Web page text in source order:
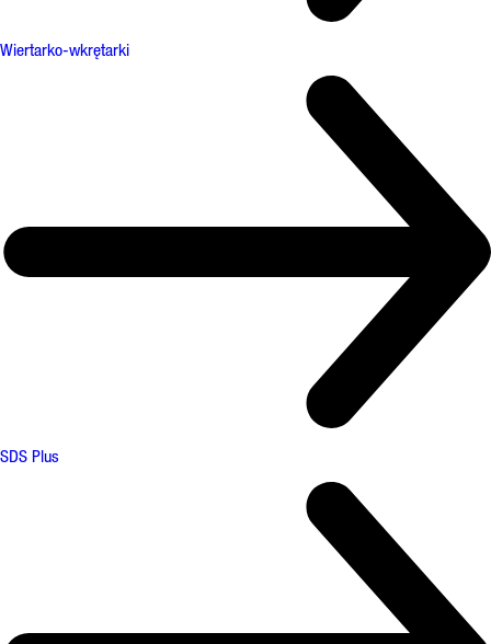
Wiertarko-wkrętarki
SDS Plus